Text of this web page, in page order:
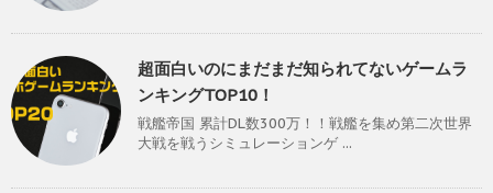
超面白いのにまだまだ知られてないゲームラ
ンキングTOP10！
戦艦帝国 累計DL数300万！！戦艦を集め第二次世界
大戦を戦うシミュレーションゲ ...